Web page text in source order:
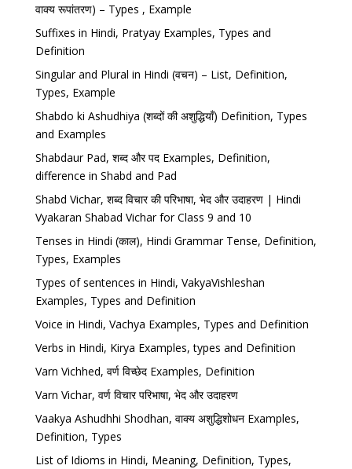
वाक्य रूपांतरण) – Types , Example
Suffixes in Hindi, Pratyay Examples, Types and
Definition
Singular and Plural in Hindi (वचन) – List, Definition,
Types, Example
Shabdo ki Ashudhiya (शब्दों की अशुद्धियाँ) Definition, Types
and Examples
Shabdaur Pad, शब्द और पद Examples, Definition,
difference in Shabd and Pad
Shabd Vichar, शब्द विचार की परिभाषा, भेद और उदाहरण | Hindi
Vyakaran Shabad Vichar for Class 9 and 10
Tenses in Hindi (काल), Hindi Grammar Tense, Definition,
Types, Examples
Types of sentences in Hindi, VakyaVishleshan
Examples, Types and Definition
Voice in Hindi, Vachya Examples, Types and Definition
Verbs in Hindi, Kirya Examples, types and Definition
Varn Vichhed, वर्ण विच्छेद Examples, Definition
Varn Vichar, वर्ण विचार परिभाषा, भेद और उदाहरण
Vaakya Ashudhhi Shodhan, वाक्य अशुद्धिशोधन Examples,
Definition, Types
List of Idioms in Hindi, Meaning, Definition, Types,